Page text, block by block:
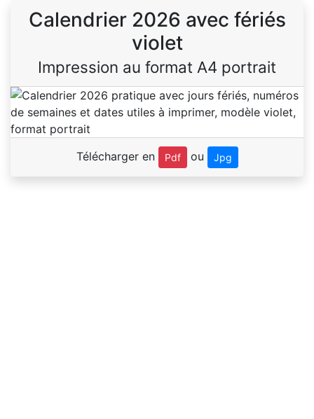
Calendrier 2026 avec fériés
violet
Impression au format A4 portrait
Télécharger en Pdf ou Jpg